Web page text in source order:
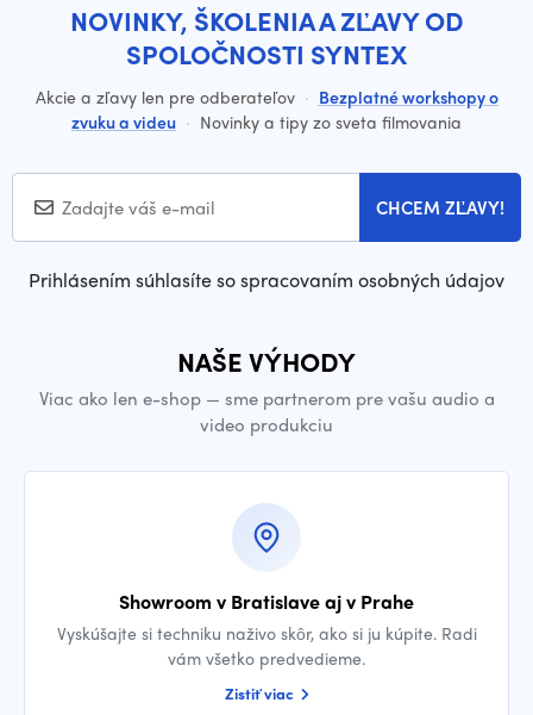
NOVINKY, ŠKOLENIA A ZĽAVY OD
SPOLOČNOSTI SYNTEX
Akcie a zľavy len pre odberateľov · Bezplatné workshopy o
zvuku a videu · Novinky a tipy zo sveta filmovania
CHCEM ZĽAVY!
Prihlásením súhlasíte so spracovaním osobných údajov
NAŠE VÝHODY
Viac ako len e-shop — sme partnerom pre vašu audio a
video produkciu
Showroom v Bratislave aj v Prahe
Vyskúšajte si techniku naživo skôr, ako si ju kúpite. Radi
vám všetko predvedieme.
Zistiť viac